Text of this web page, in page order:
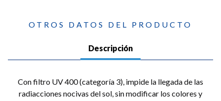
OTROS DATOS DEL PRODUCTO
Descripción
Con filtro UV 400 (categoría 3), impide la llegada de las
radiacciones nocivas del sol, sin modificar los colores y